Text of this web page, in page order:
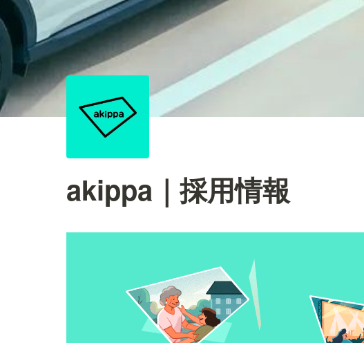
akippa｜採用情報